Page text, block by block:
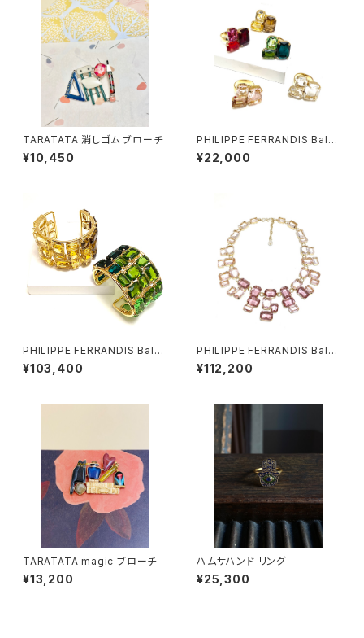
TARATATA 消しゴム ブローチ
¥10,450
PHILIPPE FERRANDIS Balé
ares リング
¥22,000
PHILIPPE FERRANDIS Balé
ares バングル
¥103,400
PHILIPPE FERRANDIS Balé
ares ネックレス #1
¥112,200
TARATATA magic ブローチ
¥13,200
ハムサハンド リング
¥25,300